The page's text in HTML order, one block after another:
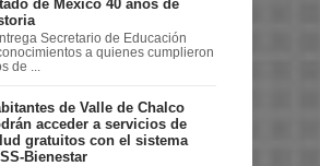
de México 40 años de
Secretario de Educación
a quienes cumplieron
de ...
de Valle de Chalco
acceder a servicios de
gratuitos con el sistema
Bienestar